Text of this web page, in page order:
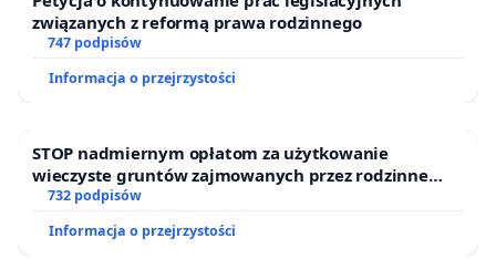
związanych z reformą prawa rodzinnego
747 podpisów
Informacja o przejrzystości
STOP nadmiernym opłatom za użytkowanie
wieczyste gruntów zajmowanych przez rodzinne
ogrody działkowe.
732 podpisów
Informacja o przejrzystości